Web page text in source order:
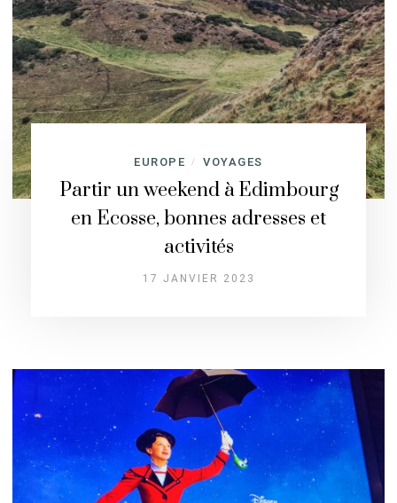
EUROPE / VOYAGES
Partir un weekend à Edimbourg
en Ecosse, bonnes adresses et
activités
17 JANVIER 2023